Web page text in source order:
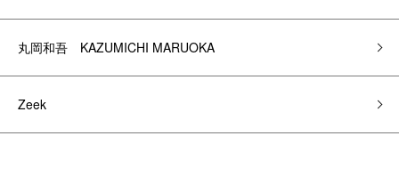
丸岡和吾 KAZUMICHI MARUOKA
Zeek